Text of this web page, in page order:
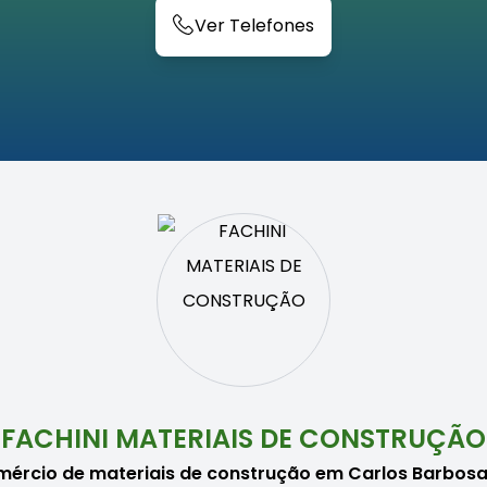
Ver Telefones
FACHINI MATERIAIS DE CONSTRUÇÃO
de materiais de construção em Carlos